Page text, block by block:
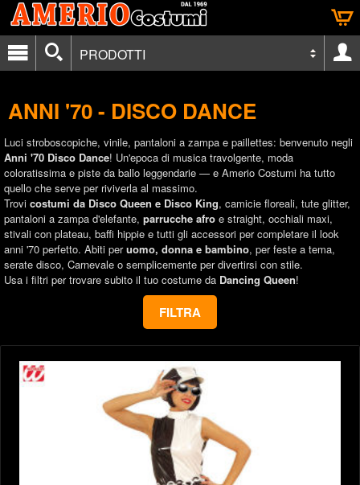
PRODOTTI
ANNI '70 - DISCO DANCE
Luci stroboscopiche, vinile, pantaloni a zampa e paillettes: benvenuto negli
Anni '70 Disco Dance! Un'epoca di musica travolgente, moda
coloratissima e piste da ballo leggendarie — e Amerio Costumi ha tutto
quello che serve per riviverla al massimo.
Trovi costumi da Disco Queen e Disco King, camicie floreali, tute glitter,
pantaloni a zampa d'elefante, parrucche afro e straight, occhiali maxi,
stivali con plateau, baffi hippie e tutti gli accessori per completare il look
anni '70 perfetto. Abiti peruomo, donna e bambino, per feste a tema,
serate disco, Carnevale o semplicemente per divertirsi con stile.
Usa i filtri per trovare subito il tuo costume da Dancing Queen!
FILTRA